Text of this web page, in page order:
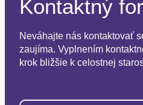
Kontaktný
Neváhajte nás kontaktovať
zaujíma. Vyplnením
krok bližšie k celostnej